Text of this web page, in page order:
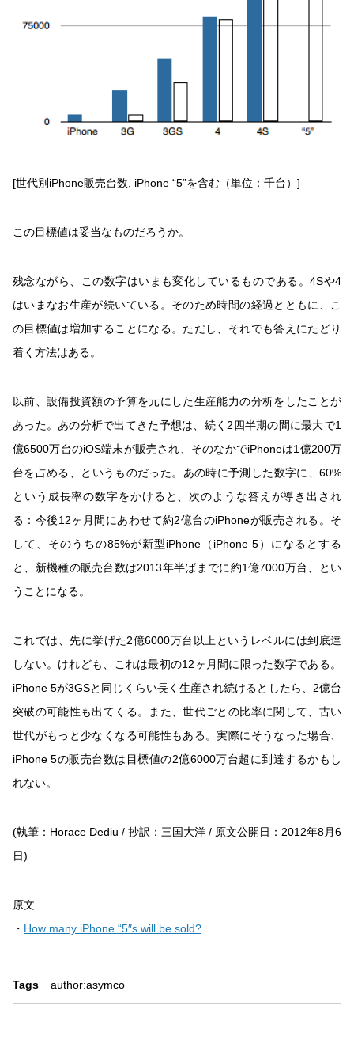
[世代別iPhone販売台数, iPhone “5”を含む（単位：千台）]
この目標値は妥当なものだろうか。
残念ながら、この数字はいまも変化しているものである。4Sや4
はいまなお生産が続いている。そのため時間の経過とともに、こ
の目標値は増加することになる。ただし、それでも答えにたどり
着く方法はある。
以前、設備投資額の予算を元にした生産能力の分析をしたことが
あった。あの分析で出てきた予想は、続く2四半期の間に最大で1
億6500万台のiOS端末が販売され、そのなかでiPhoneは1億200万
台を占める、というものだった。あの時に予測した数字に、60%
という成長率の数字をかけると、次のような答えが導き出され
る：今後12ヶ月間にあわせて約2億台のiPhoneが販売される。そ
して、そのうちの85%が新型iPhone（iPhone 5）になるとする
と、新機種の販売台数は2013年半ばまでに約1億7000万台、とい
うことになる。
これでは、先に挙げた2億6000万台以上というレベルには到底達
しない。けれども、これは最初の12ヶ月間に限った数字である。
iPhone 5が3GSと同じくらい長く生産され続けるとしたら、2億台
突破の可能性も出てくる。また、世代ごとの比率に関して、古い
世代がもっと少なくなる可能性もある。実際にそうなった場合、
iPhone 5の販売台数は目標値の2億6000万台超に到達するかもし
れない。
(執筆：Horace Dediu / 抄訳：三国大洋 / 原文公開日：2012年8月6
日)
原文
・ How many iPhone “5″s will be sold?
Tags author:asymco